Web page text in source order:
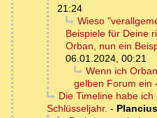
21:24
Wieso
Beispiele für Deine
Orban, nun ein
06.01.2024, 00:21
Wenn ich
gelben Forum ein -
Die Timeline habe
Schlüsseljahr. - Plancius